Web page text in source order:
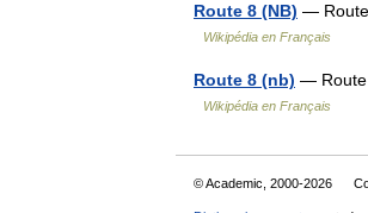
Route 8 (NB) — Route
Wikipédia en Français
Route 8 (nb) — Route
Wikipédia en Français
© Academic, 2000-2026